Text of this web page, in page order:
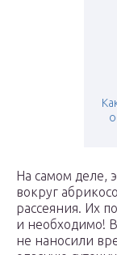
На самом деле,
вокруг
рассеяния. Их
и необходимо!
не наносили